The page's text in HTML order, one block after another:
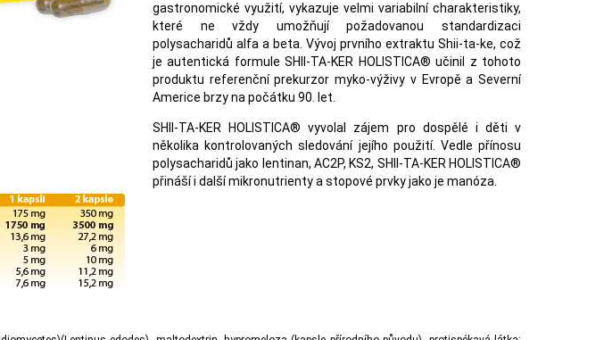
gastronomické využití, vykazuje velmi variabilní charakteristiky,
které ne vždy umožňují požadovanou standardizaci
polysacharidů alfa a beta. Vývoj prvního extraktu Shii-ta-ke, což
je autentická formule SHII-TA-KER HOLISTICA® učinil z tohoto
produktu referenční prekurzor myko-výživy v Evropě a Severní
Americe brzy na počátku 90. let.
SHII-TA-KER HOLISTICA® vyvolal zájem pro dospělé i děti v
několika kontrolovaných sledování jejího použití. Vedle přínosu
polysacharidů jako lentinan, AC2P, KS2, SHII-TA-KER HOLISTICA®
přináší i další mikronutrienty a stopové prvky jako je manóza.